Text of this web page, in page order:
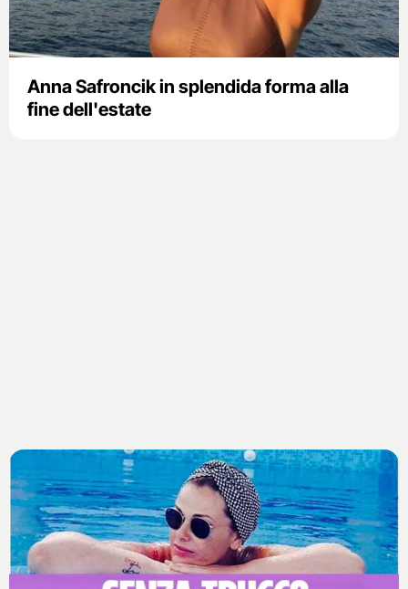
Anna Safroncik in splendida forma alla
fine dell'estate